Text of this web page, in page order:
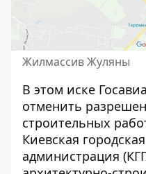
Жилмассив Жуляны
В этом иске
отменить
строительных
Киевская
администрация